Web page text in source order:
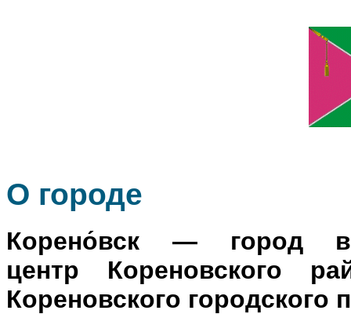
О городе
Корено́вск — город в
центр Кореновского
Кореновского городского